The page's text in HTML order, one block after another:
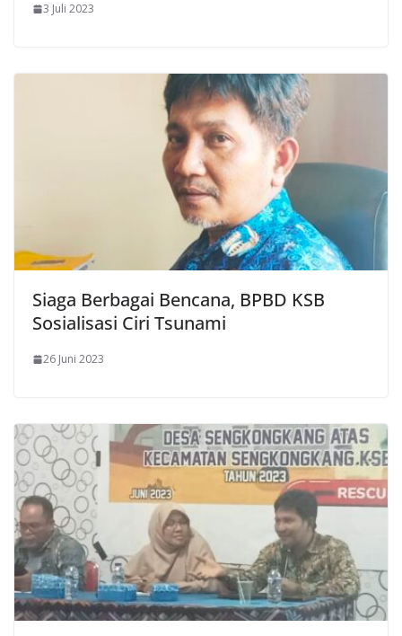
3 Juli 2023
Siaga Berbagai Bencana, BPBD KSB
Sosialisasi Ciri Tsunami
26 Juni 2023